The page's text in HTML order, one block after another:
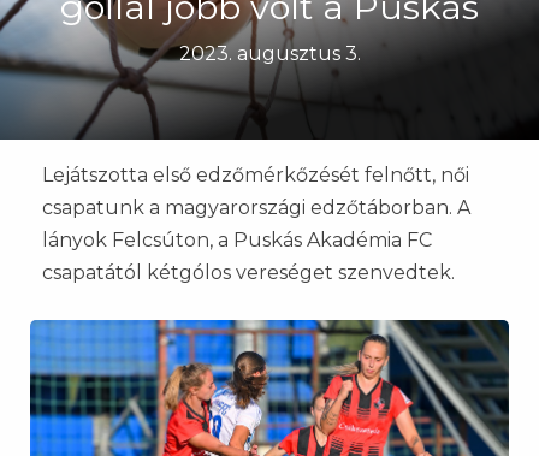
2023. augusztus 3.
Lejátszotta első edzőmérkőzését felnőtt, női
csapatunk a magyarországi edzőtáborban. A
lányok Felcsúton, a Puskás Akadémia FC
csapatától kétgólos vereséget szenvedtek.